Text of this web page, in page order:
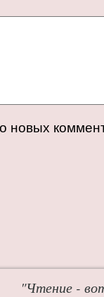
новых
"Чтение -